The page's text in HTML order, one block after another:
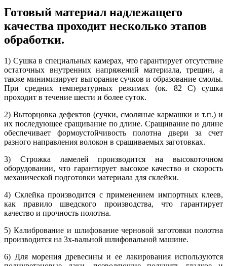
Готовый материал надлежащего
качества проходит несколько этапов
обработки.
1) Сушка в специальных камерах, что гарантирует отсутствие
остаточных внутренних напряжений материала, трещин, а
также минимизирует выгорание сучков и образование смолы.
При средних температурных режимах (ок. 82 С) сушка
проходит в течение шести и более суток.
2) Выторцовка дефектов (сучки, смоляные кармашки и т.п.) и
их последующее сращивание по длине. Сращивание по длине
обеспечивает формоустойчивость полотна двери за счет
разного направления волокон в сращиваемых заготовках.
3) Строжка ламелей производится на высокоточном
оборудовании, что гарантирует высокое качество и скорость
механической подготовки материала для склейки.
4) Склейка производится с применением импортных клеев,
как правило шведского производства, что гарантирует
качество и прочность полотна.
5) Калибрование и шлифование черновой заготовки полотна
производится на 3х-вальной шлифовальной машине.
6) Для морения древесины и ее лакирования используются